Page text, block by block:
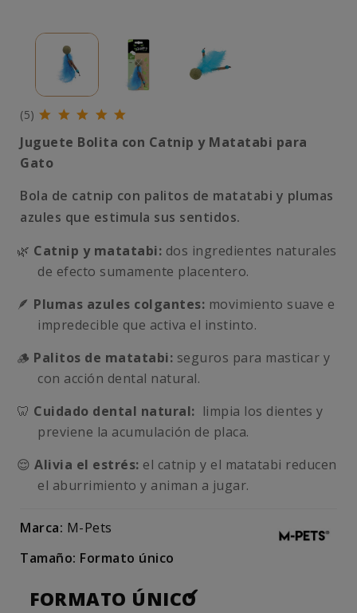
(5)
Juguete Bolita con Catnip y Matatabi para
Gato
Bola de catnip con palitos de matatabi y plumas
azules que estimula sus sentidos.
🌿 Catnip y matatabi: dos ingredientes naturales
de efecto sumamente placentero.
🪶 Plumas azules colgantes: movimiento suave e
impredecible que activa el instinto.
🪵 Palitos de matatabi: seguros para masticar y
con acción dental natural.
🦷 Cuidado dental natural: limpia los dientes y
previene la acumulación de placa.
😌 Alivia el estrés: el catnip y el matatabi reducen
el aburrimiento y animan a jugar.
Marca: M-Pets
Tamaño: Formato único
FORMATO ÚNICO